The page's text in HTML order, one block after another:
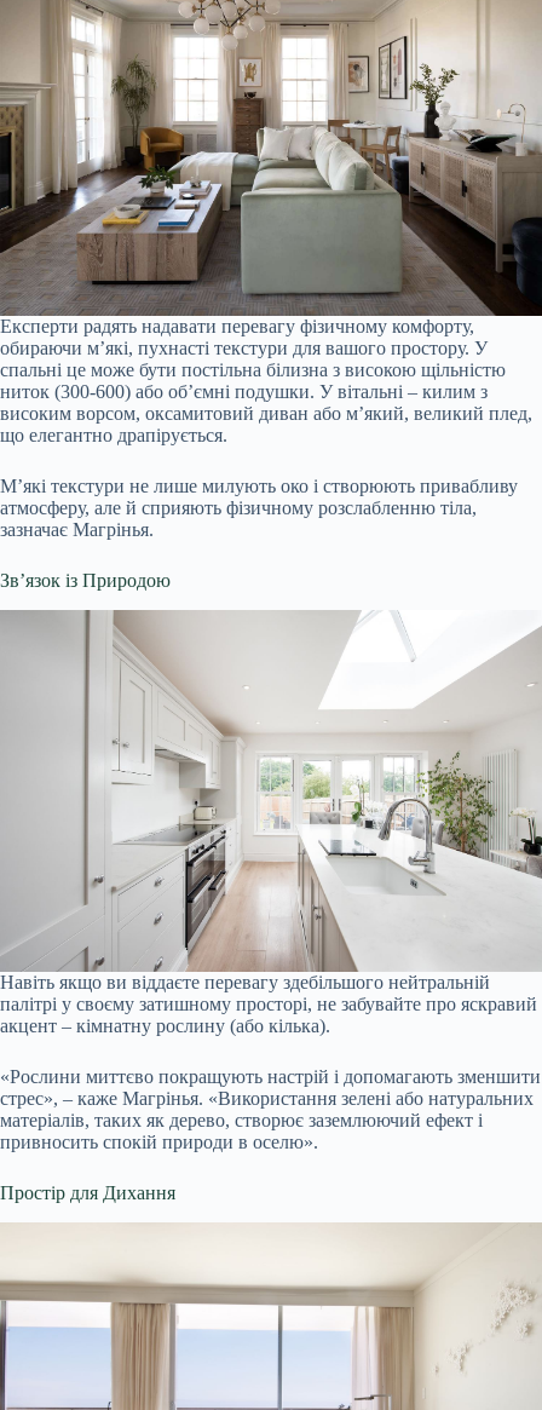
Експерти радять надавати перевагу фізичному комфорту,
обираючи м’які, пухнасті текстури для вашого простору. У
спальні це може бути постільна білизна з високою щільністю
ниток (300-600) або об’ємні подушки. У вітальні – килим з
високим ворсом, оксамитовий диван або м’який, великий плед,
що елегантно драпірується.
М’які текстури не лише милують око і створюють привабливу
атмосферу, але й сприяють фізичному розслабленню тіла,
зазначає Магрінья.
Зв’язок із Природою
Навіть якщо ви віддаєте перевагу здебільшого нейтральній
палітрі у своєму затишному просторі, не забувайте про яскравий
акцент – кімнатну рослину (або кілька).
«Рослини миттєво покращують настрій і допомагають зменшити
стрес», – каже Магрінья. «Використання зелені або натуральних
матеріалів, таких як дерево, створює заземлюючий ефект і
привносить спокій природи в оселю».
Простір для Дихання